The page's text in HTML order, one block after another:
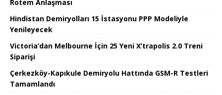
Rotem Anlaşması
Hindistan Demiryolları 15 İstasyonu PPP Modeliyle
Yenileyecek
Victoria’dan Melbourne İçin 25 Yeni X’trapolis 2.0 Treni
Siparişi
Çerkezköy-Kapıkule Demiryolu Hattında GSM-R Testleri
Tamamlandı